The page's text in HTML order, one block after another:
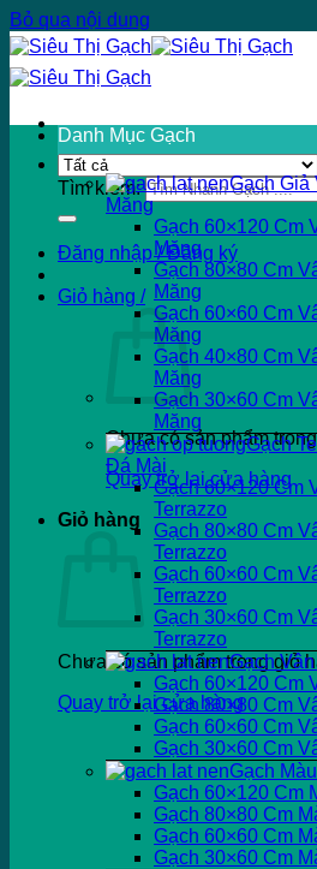
Bỏ qua nội dung
Tìm kiếm:
Đăng nhập / Đăng ký
Giỏ hàng /
Chưa có sản phẩm
Quay trở lại cửa hàng
Giỏ hàng
Chưa có sản phẩm trong giỏ
Quay trở lại cửa hàng
Danh Mục Gạch
Gạch Giả
Măng
Gạch 60×120 Cm
Măng
Gạch 80×80 Cm
Măng
Gạch 60×60 Cm
Măng
Gạch 40×80 Cm
Măng
Gạch 30×60 Cm
Măng
Gạch
Đá Mài
Gạch 60×120 Cm
Terrazzo
Gạch 80×80 Cm
Terrazzo
Gạch 60×60 Cm
Terrazzo
Gạch 30×60 Cm
Terrazzo
Gạch
Gạch 60×120 Cm
Gạch 80×80 Cm
Gạch 60×60 Cm
Gạch 30×60 Cm
Gạch
Gạch 60×120 Cm
Gạch 80×80 Cm
Gạch 60×60 Cm
Gạch 30×60 Cm